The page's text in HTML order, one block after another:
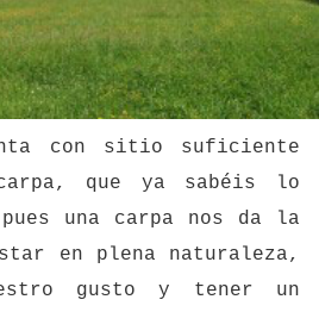
con sitio suficiente
que ya sabéis lo
una carpa nos da la
en plena naturaleza,
gusto y tener un